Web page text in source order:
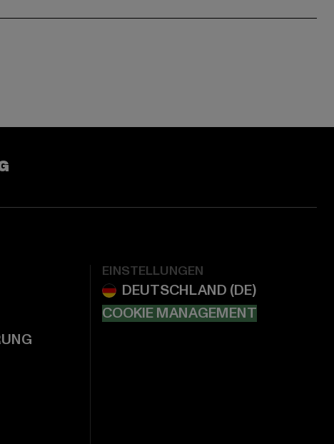
EINSTELLUNGEN
COOKIE MANAGEMENT